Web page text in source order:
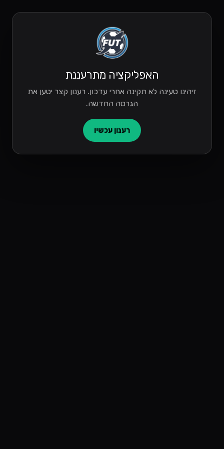
האפליקציה מתרעננת
זיהינו טעינה לא תקינה אחרי עדכון. רענון קצר יטען את
הגרסה החדשה.
רענון עכשיו